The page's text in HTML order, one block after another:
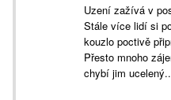
Uzení zažívá v
Stále více lidí si
kouzlo poctivě
Přesto mnoho
chybí jim